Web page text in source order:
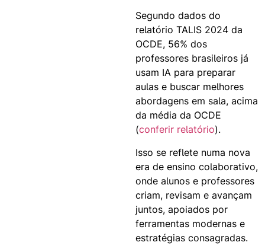
Segundo dados do
relatório TALIS 2024 da
OCDE, 56% dos
professores brasileiros já
usam IA para preparar
aulas e buscar melhores
abordagens em sala, acima
da média da OCDE
(conferir relatório).
Isso se reflete numa nova
era de ensino colaborativo,
onde alunos e professores
criam, revisam e avançam
juntos, apoiados por
ferramentas modernas e
estratégias consagradas.